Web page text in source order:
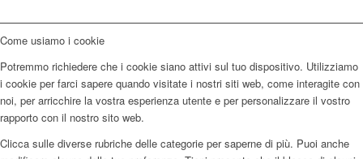
Come usiamo i cookie
Potremmo richiedere che i cookie siano attivi sul tuo dispositivo. Utilizziamo
i cookie per farci sapere quando visitate i nostri siti web, come interagite con
noi, per arricchire la vostra esperienza utente e per personalizzare il vostro
rapporto con il nostro sito web.
Clicca sulle diverse rubriche delle categorie per saperne di più. Puoi anche